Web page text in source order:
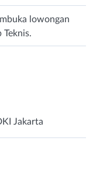
lowongan
Teknis.
Jakarta